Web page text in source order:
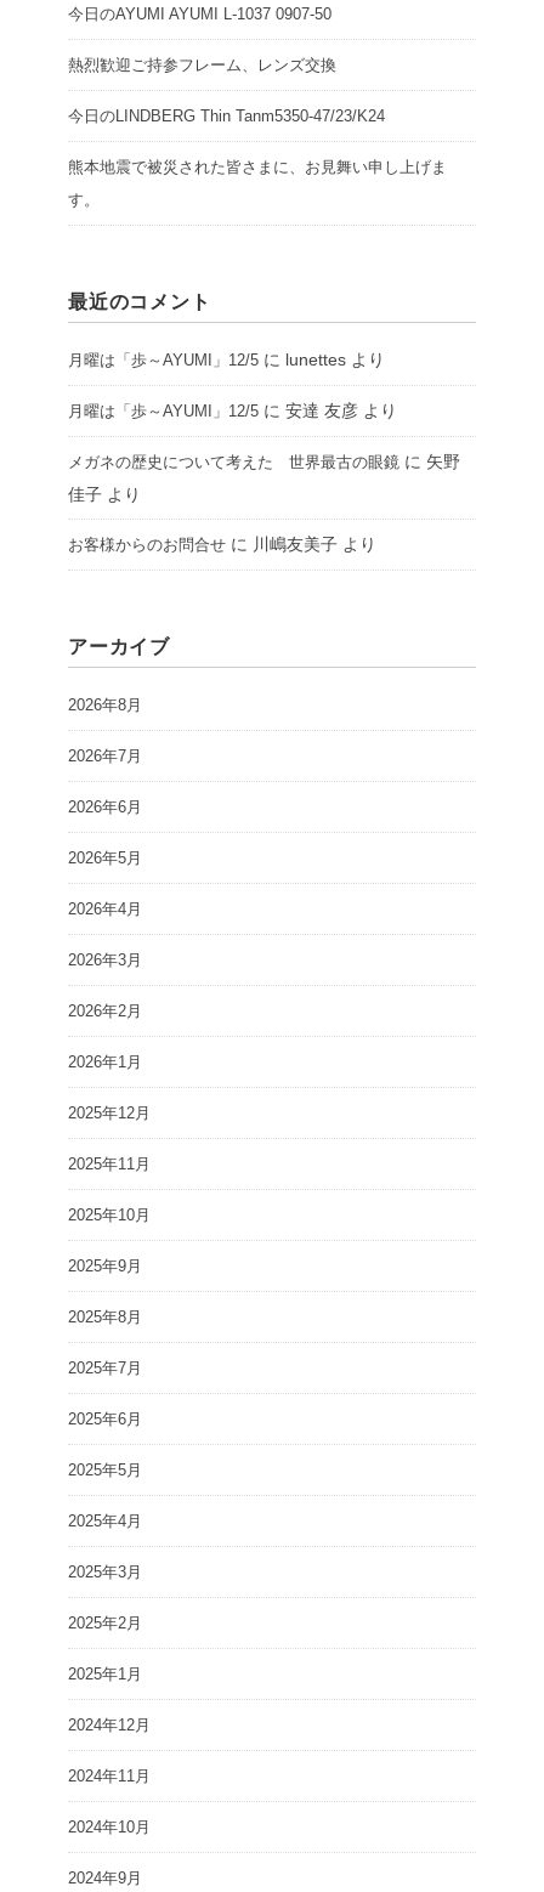
今日のAYUMI AYUMI L-1037 0907-50
熱烈歓迎ご持参フレーム、レンズ交換
今日のLINDBERG Thin Tanm5350-47/23/K24
熊本地震で被災された皆さまに、お見舞い申し上げま
す。
最近のコメント
月曜は「歩～AYUMI」12/5 に lunettes より
月曜は「歩～AYUMI」12/5 に 安達 友彦 より
メガネの歴史について考えた 世界最古の眼鏡 に 矢野
佳子 より
お客様からのお問合せ に 川嶋友美子 より
アーカイブ
2026年8月
2026年7月
2026年6月
2026年5月
2026年4月
2026年3月
2026年2月
2026年1月
2025年12月
2025年11月
2025年10月
2025年9月
2025年8月
2025年7月
2025年6月
2025年5月
2025年4月
2025年3月
2025年2月
2025年1月
2024年12月
2024年11月
2024年10月
2024年9月